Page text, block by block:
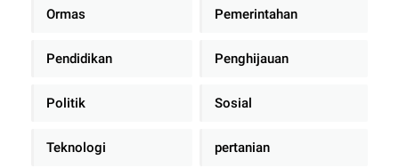
Ormas Pemerintahan
Pendidikan Penghijauan
Politik Sosial
Teknologi pertanian